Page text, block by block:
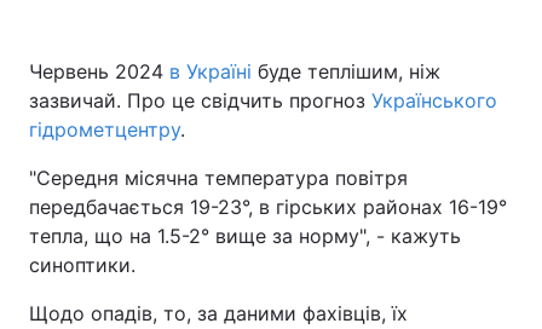
Головна Війна
Економіка Світ
Спорт
Техно і зв'язок Лайт
Червень 2024 в Україні буде теплішим, ніж
зазвичай. Про це свідчить прогноз Українського
гідрометцентру.
"Середня місячна температура повітря
передбачається 19-23°, в гірських районах 16-19°
тепла, що на 1.5-2° вище за норму", - кажуть
синоптики.
Щодо опадів, то, за даними фахівців, їх